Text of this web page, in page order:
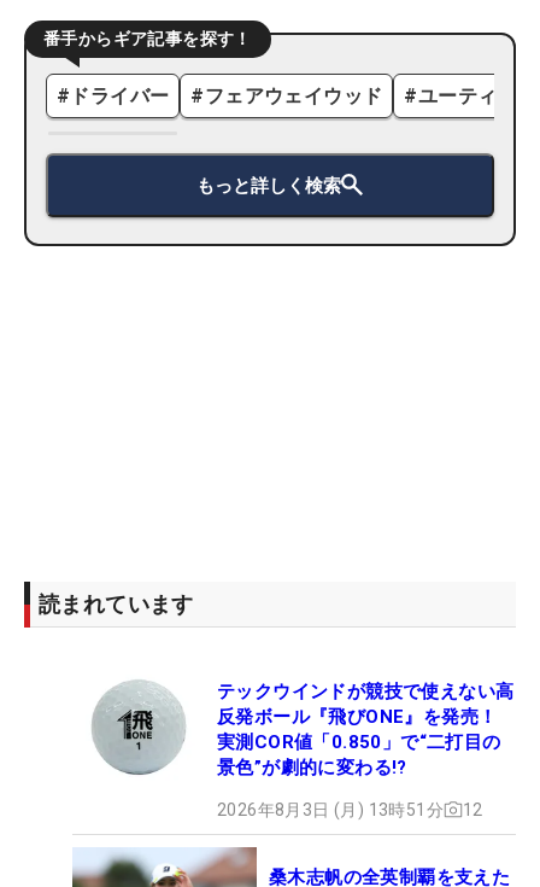
番手からギア記事を探す！
# ドライバー #フェアウェイウッド #ユーティリ
もっと詳しく検索
読まれています
テックウインドが競技で使えない高
反発ボール『飛びONE』を発売！
実測COR値「0.850」で“二打目の
景色”が劇的に変わる!?
2026年8月3日 (月) 13時51分 12
桑木志帆の全英制覇を支えた